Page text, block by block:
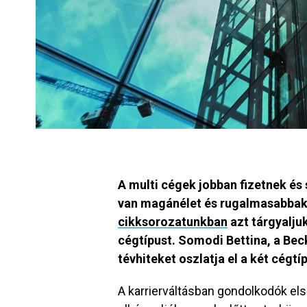
A multi cégek jobban fizetnek
van magánélet és
cikksorozatunkban azt
cégtípust. Somodi Bettina, a
tévhiteket oszlatja el a két
A karrierváltásban gondolkodók